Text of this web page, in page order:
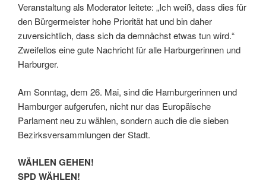
Veranstaltung als Moderator leitete: „Ich weiß, dass dies für
den Bürgermeister hohe Priorität hat und bin daher
zuversichtlich, dass sich da demnächst etwas tun wird.“
Zweifellos eine gute Nachricht für alle Harburgerinnen und
Harburger.
Am Sonntag, dem 26. Mai, sind die Hamburgerinnen und
Hamburger aufgerufen, nicht nur das Europäische
Parlament neu zu wählen, sondern auch die die sieben
Bezirksversammlungen der Stadt.
WÄHLEN GEHEN!
SPD WÄHLEN!